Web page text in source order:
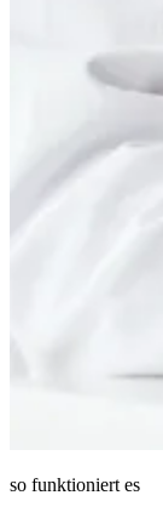
so funktioniert es